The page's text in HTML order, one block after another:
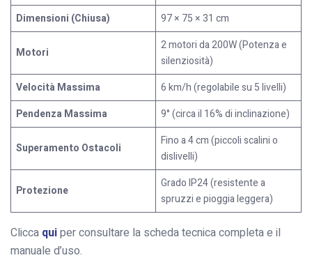
Dimensioni (Chiusa)
97 × 75 × 31 cm
Motori
2 motori da 200W (Potenza e
silenziosità)
Velocità Massima
6 km/h (regolabile su 5 livelli)
Pendenza Massima
9° (circa il 16% di inclinazione)
Superamento Ostacoli
Fino a 4 cm (piccoli scalini o
dislivelli)
Protezione
Grado IP24 (resistente a
spruzzi e pioggia leggera)
Clicca quiper consultare la scheda tecnica completa e il
manuale d’uso.